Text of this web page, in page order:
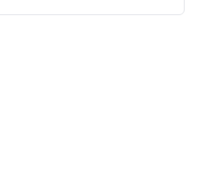
24 horas nos